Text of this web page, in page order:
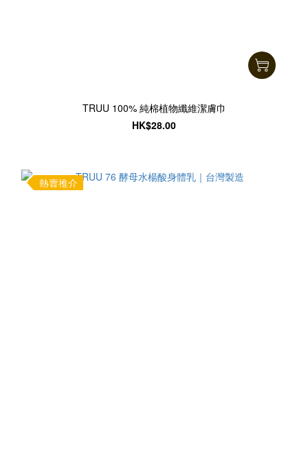
TRUU 100% 純棉植物纖維潔膚巾
HK$28.00
熱賣推介